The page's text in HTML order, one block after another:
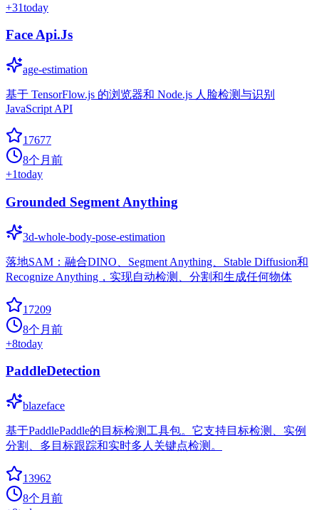
+31today
Face Api.Js
age-estimation
基于 TensorFlow.js 的浏览器和 Node.js 人脸检测与识别
JavaScript API
17677
8个月前
+1today
Grounded Segment Anything
3d-whole-body-pose-estimation
落地SAM：融合DINO、Segment Anything、Stable Diffusion和
Recognize Anything，实现自动检测、分割和生成任何物体
17209
8个月前
+8today
PaddleDetection
blazeface
基于PaddlePaddle的目标检测工具包。它支持目标检测、实例
分割、多目标跟踪和实时多人关键点检测。
13962
8个月前